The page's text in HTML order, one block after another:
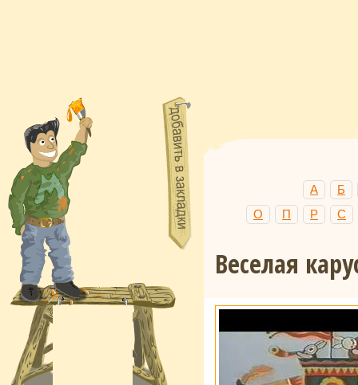
А
Б
О
П Р С
Веселая